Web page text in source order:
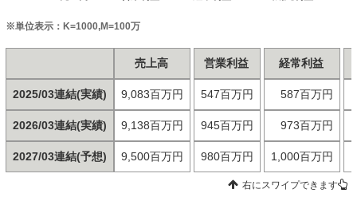
※単位表示：K=1000,M=100万
2025/03連結(実績)
2026/03連結(実績)
2027/03連結(予想)
売上高
9,083百万円
9,138百万円
9,500百万円
営業利益
547百万円
945百万円
980百万円
経常利益
587百万円
973百万円
1,000百万円
右にスワイプできます